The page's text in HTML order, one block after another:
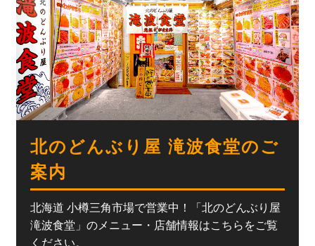
北のどんぶり屋 滝波食堂のご
案内
北海道 小樽三角市場で営業中！「北のどんぶり屋
滝波食堂」のメニュー・店舗情報はこちらをご覧
ください。